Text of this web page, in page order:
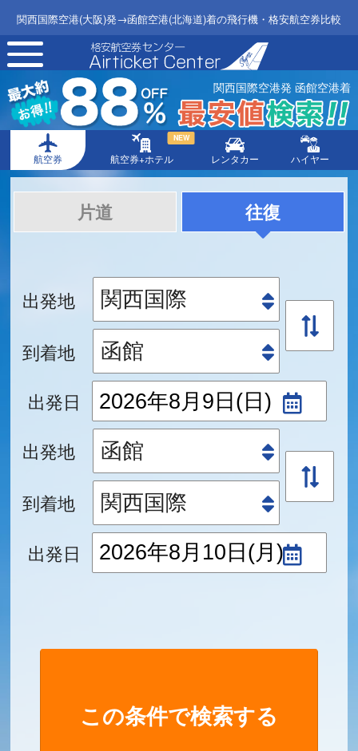
関西国際空港(大阪)発→函館空港(北海道)着の飛行機・格安航空券比較
toggle
navigation
関西国際空港発 函館空港着
航空券 航空券+ホテル
NEW
レンタカー ハイヤー
片道 往復
出発地
到着地
出発日
出発地
到着地
出発日